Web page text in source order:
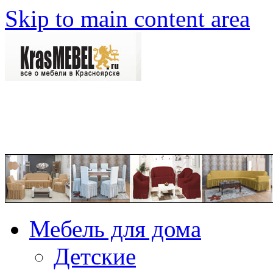
Skip to main content area
Мебель для дома
Детские